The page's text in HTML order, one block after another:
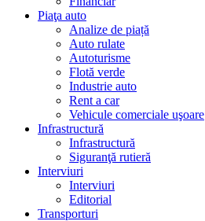
Piaţa auto
Analize de piață
Auto rulate
Autoturisme
Flotă verde
Industrie auto
Rent a car
Vehicule comerciale uşoare
Infrastructură
Infrastructură
Siguranţă rutieră
Interviuri
Interviuri
Editorial
Transporturi